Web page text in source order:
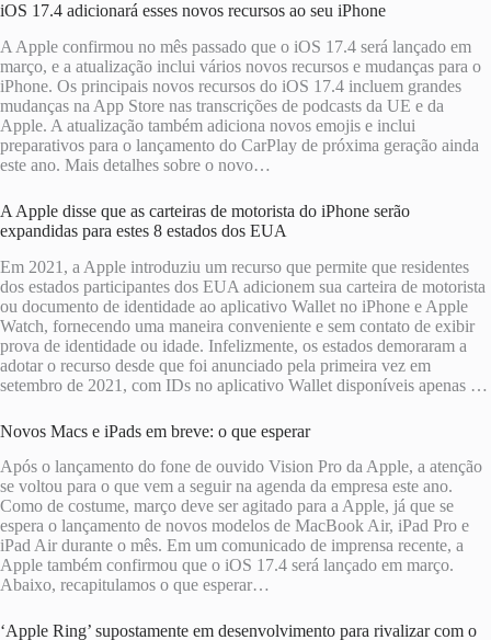
iOS 17.4 adicionará esses novos recursos ao seu iPhone
A Apple confirmou no mês passado que o iOS 17.4 será lançado em
março, e a atualização inclui vários novos recursos e mudanças para o
iPhone. Os principais novos recursos do iOS 17.4 incluem grandes
mudanças na App Store nas transcrições de podcasts da UE e da
Apple. A atualização também adiciona novos emojis e inclui
preparativos para o lançamento do CarPlay de próxima geração ainda
este ano. Mais detalhes sobre o novo…
A Apple disse que as carteiras de motorista do iPhone serão
expandidas para estes 8 estados dos EUA
Em 2021, a Apple introduziu um recurso que permite que residentes
dos estados participantes dos EUA adicionem sua carteira de motorista
ou documento de identidade ao aplicativo Wallet no iPhone e Apple
Watch, fornecendo uma maneira conveniente e sem contato de exibir
prova de identidade ou idade. Infelizmente, os estados demoraram a
adotar o recurso desde que foi anunciado pela primeira vez em
setembro de 2021, com IDs no aplicativo Wallet disponíveis apenas …
Novos Macs e iPads em breve: o que esperar
Após o lançamento do fone de ouvido Vision Pro da Apple, a atenção
se voltou para o que vem a seguir na agenda da empresa este ano.
Como de costume, março deve ser agitado para a Apple, já que se
espera o lançamento de novos modelos de MacBook Air, iPad Pro e
iPad Air durante o mês. Em um comunicado de imprensa recente, a
Apple também confirmou que o iOS 17.4 será lançado em março.
Abaixo, recapitulamos o que esperar…
‘Apple Ring’ supostamente em desenvolvimento para rivalizar com o